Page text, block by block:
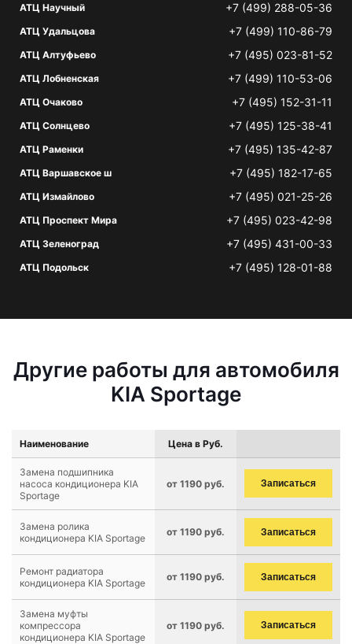
АТЦ Научный +7 (499) 288-05-36
АТЦ Удальцова +7 (499) 110-86-79
АТЦ Алтуфьево +7 (495) 023-81-52
АТЦ Лобненская +7 (499) 110-53-06
АТЦ Очаково +7 (495) 152-31-11
АТЦ Солнцево +7 (495) 125-38-41
АТЦ Раменки +7 (495) 135-42-87
АТЦ Варшавское ш +7 (495) 182-17-65
АТЦ Измайлово +7 (495) 021-25-26
АТЦ Проспект Мира +7 (495) 023-42-98
АТЦ Зеленоград +7 (495) 431-00-33
АТЦ Подольск +7 (495) 128-01-88
Другие работы для автомобиля
KIA Sportage
Наименование Цена в Руб.
Замена подшипника
насоса кондиционера KIA
Sportage
от 1190 руб. Записаться
Замена ролика
кондиционера KIA Sportage
от 1190 руб. Записаться
Ремонт радиатора
кондиционера KIA Sportage
от 1190 руб. Записаться
Замена муфты
компрессора
кондиционера KIA Sportage
от 1190 руб. Записаться